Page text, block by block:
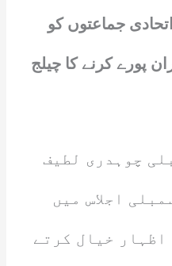
جماعتوں کو
کیخلاف27ممبران پورے کرنے کا چیلج
چوہدری لطیف
اجلاس میں
اظہار خیال کرتے